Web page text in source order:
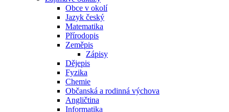
Obce v okolí
Jazyk český
Matematika
Přírodopis
Zeměpis
Zápisy
Dějepis
Fyzika
Chemie
Občanská a rodinná výchova
Angličtina
Informatika